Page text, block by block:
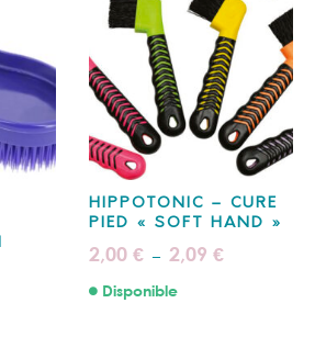
HIPPOTONIC – CURE
PIED « SOFT HAND »
2,00 € – 2,09 €Plage
de
Disponible